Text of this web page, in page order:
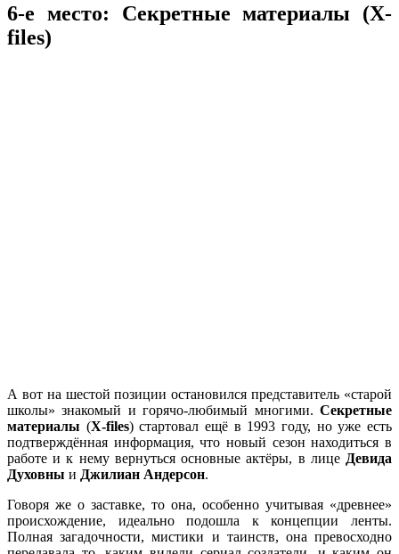
6-е место: Секретные материалы (X-
files)
А вот на шестой позиции остановился представитель «старой
школы» знакомый и горячо-любимый многими. Секретные
материалы (X-files) стартовал ещё в 1993 году, но уже есть
подтверждённая информация, что новый сезон находиться в
работе и к нему вернуться основные актёры, в лице Девида
Духовны и Джилиан Андерсон.
Говоря же о заставке, то она, особенно учитывая «древнее»
происхождение, идеально подошла к концепции ленты.
Полная загадочности, мистики и таинств, она превосходно